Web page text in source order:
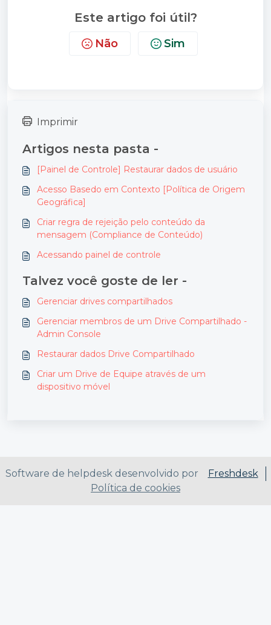
Este artigo foi útil?
Não Sim
Imprimir
Artigos nesta pasta -
[Painel de Controle] Restaurar dados de usuário
Acesso Basedo em Contexto [Política de Origem
Geográfica]
Criar regra de rejeição pelo conteúdo da
mensagem (Compliance de Conteúdo)
Acessando painel de controle
Talvez você goste de ler -
Gerenciar drives compartilhados
Gerenciar membros de um Drive Compartilhado -
Admin Console
Restaurar dados Drive Compartilhado
Criar um Drive de Equipe através de um
dispositivo móvel
Software de helpdesk desenvolvido por
Freshdesk
Política de cookies